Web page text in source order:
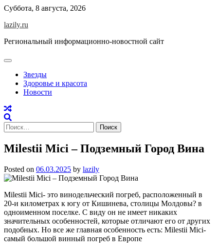
Skip
content
Суббота, 8 августа, 2026
lazily.ru
Региональный информационно-новостной сайт
Звезды
Здоровье и красота
Новости
Найти:
Milestii Mici – Подземный Город Вина
Posted on 06.03.2025 by lazily
Milestii Mici- это винодельческий погреб, расположенный в
20-и километрах к югу от Кишинева, столицы Молдовы? в
одноименном поселке. С виду он не имеет никаких
значительных особенностей, которые отличают его от других
подобных. Но все же главная особенность есть: Milestii Mici-
самый большой винный погреб в Европе